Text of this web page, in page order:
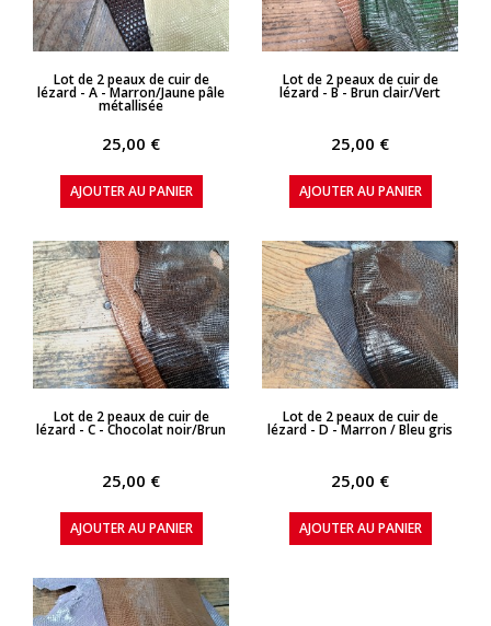
APERÇU RAPIDE
Lot de 2 peaux de cuir de
lézard - A - Marron/Jaune pâle
métallisée
25,00 €
AJOUTER AU PANIER
APERÇU RAPIDE
Lot de 2 peaux de cuir de
lézard - B - Brun clair/Vert
25,00 €
AJOUTER AU PANIER
APERÇU RAPIDE
Lot de 2 peaux de cuir de
lézard - C - Chocolat noir/Brun
25,00 €
AJOUTER AU PANIER
APERÇU RAPIDE
Lot de 2 peaux de cuir de
lézard - D - Marron / Bleu gris
25,00 €
AJOUTER AU PANIER